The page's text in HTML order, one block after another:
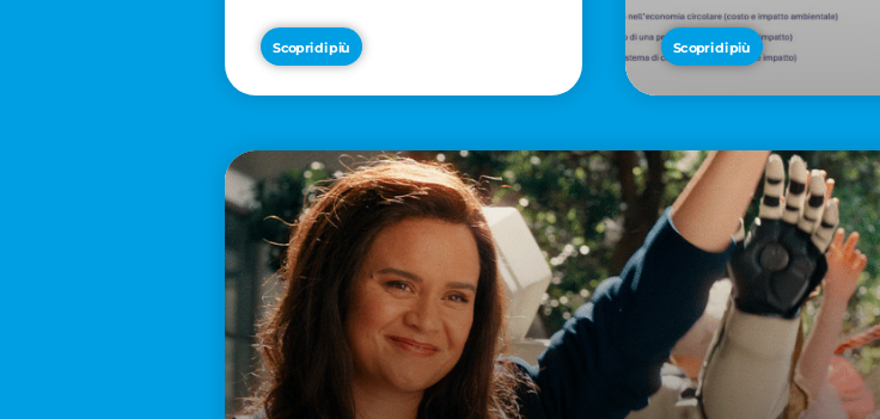
Scopri di più Scopri di più